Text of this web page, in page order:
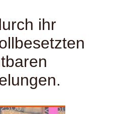
ihr